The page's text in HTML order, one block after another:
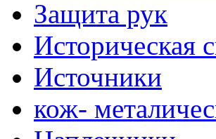
Защита рук
Историческая
Источники
кож-